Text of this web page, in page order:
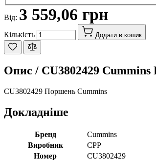
Від: 3 559,06 грн
Кількість Додати в кошик
Опис / CU3802429
CU3802429 Поршень Cummins
Докладніше
Бренд
Cummins
Виробник
CPP
Номер
CU3802429